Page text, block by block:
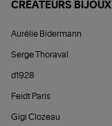
CRÉATEURS BIJOUX
Aurélie Bidermann
Serge Thoraval
d1928
Feidt Paris
Gigi Clozeau